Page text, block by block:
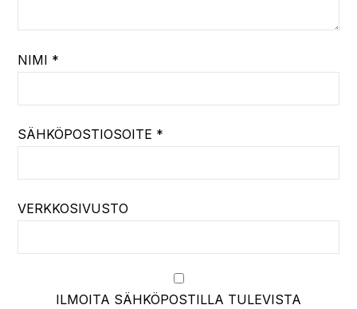
NIMI *
SÄHKÖPOSTIOSOITE *
VERKKOSIVUSTO
ILMOITA SÄHKÖPOSTILLA TULEVISTA